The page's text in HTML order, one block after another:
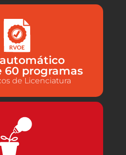
60 programas
de Licenciatura